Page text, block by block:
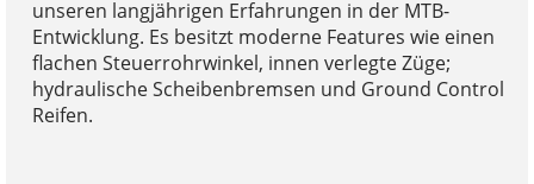
unseren langjährigen Erfahrungen in der MTB-
Entwicklung. Es besitzt moderne Features wie einen
flachen Steuerrohrwinkel, innen verlegte Züge;
hydraulische Scheibenbremsen und Ground Control
Reifen.